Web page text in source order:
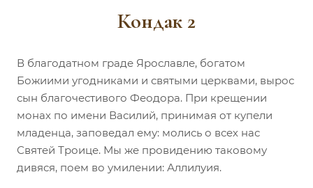
Кондак 2
В благодатном граде Ярославле, богатом
Божиими угодниками и святыми церквами, вырос
сын благочестивого Феодора. При крещении
монах по имени Василий, принимая от купели
младенца, заповедал ему: молись о всех нас
Святей Троице. Мы же провидению таковому
дивяся, поем во умилении: Аллилуия.